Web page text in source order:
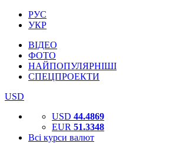
РУС
УКР
ВІДЕО
ФОТО
НАЙПОПУЛЯРНІШІ
СПЕЦПРОЕКТИ
USD
USD 44.4869
EUR 51.3348
Всі курси валют